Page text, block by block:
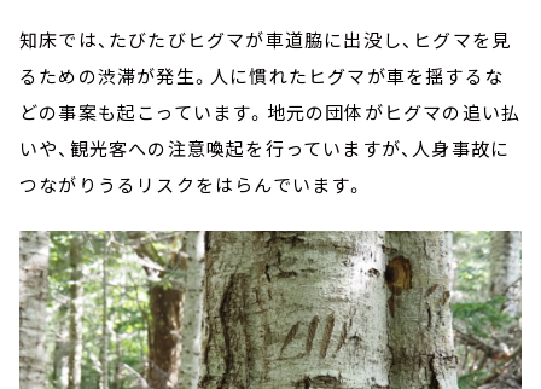
知床では、たびたびヒグマが車道脇に出没し、ヒグマを見
るための渋滞が発生。人に慣れたヒグマが車を揺するな
どの事案も起こっています。地元の団体がヒグマの追い払
いや、観光客への注意喚起を行っていますが、人身事故に
つながりうるリスクをはらんでいます。